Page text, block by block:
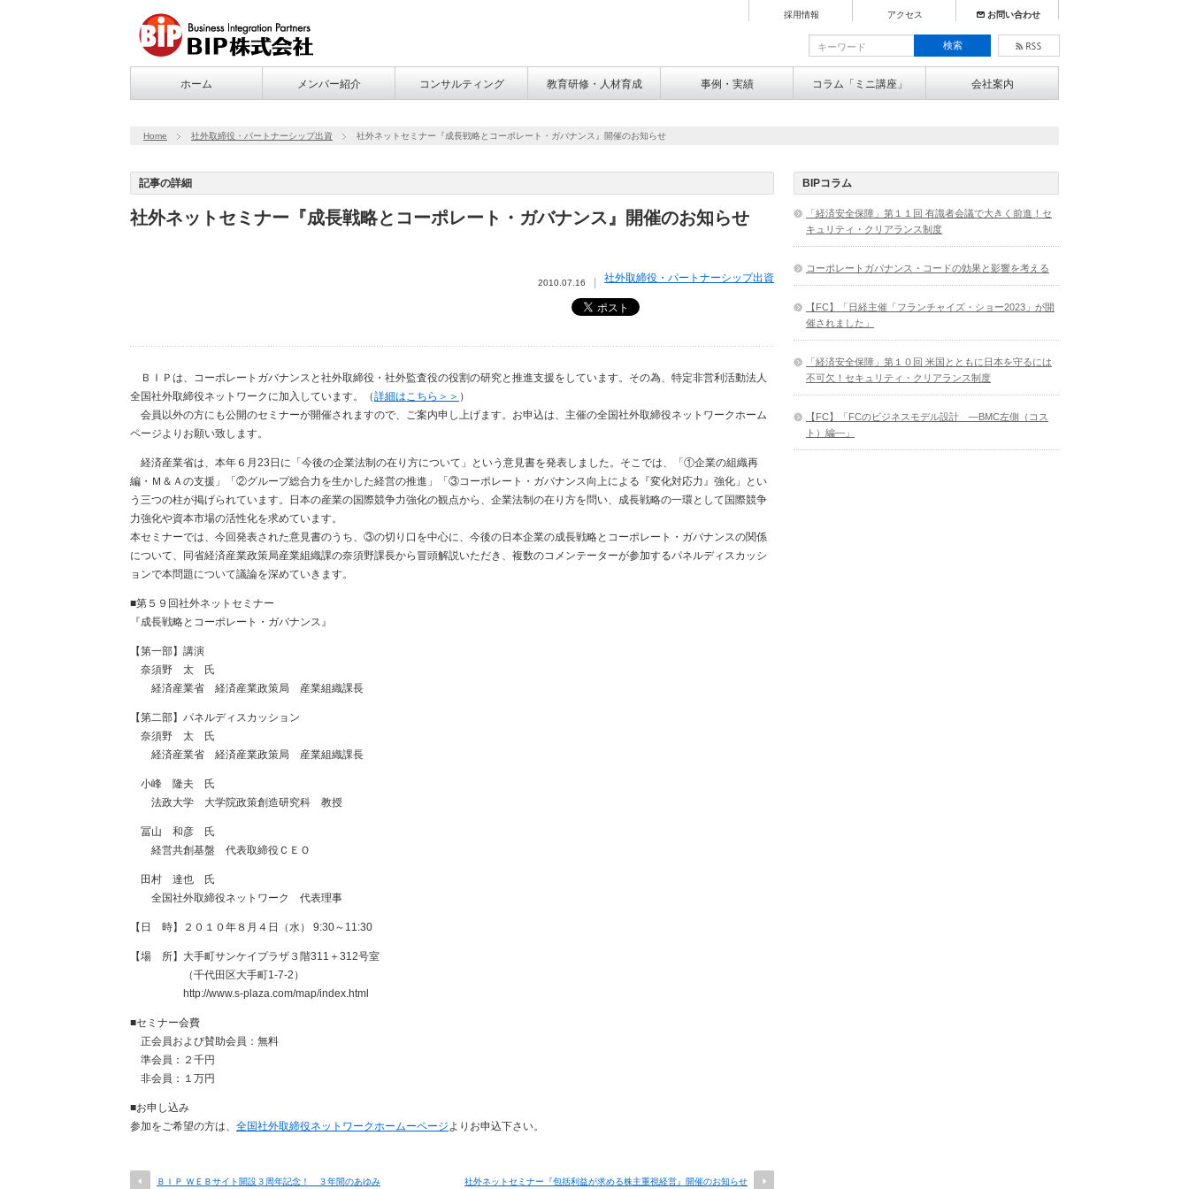
採用情報 アクセス お問い合わせ
ホーム メンバー紹介 コンサルティング 教育研修・人材育成 事例・実績 コラム「ミニ講座」 会社案内
Home 社外取締役・パートナーシップ出資 社外ネットセミナー『成長戦略とコーポレート・ガバナンス』開催のお知らせ
記事の詳細
社外ネットセミナー『成長戦略とコーポレート・ガバナンス』開催のお知らせ
2010.07.16 社外取締役・パートナーシップ出資
ＢＩＰは、コーポレートガバナンスと社外取締役・社外監査役の役割の研究と推進支援をしています。その為、特定非営利活動法人
全国社外取締役ネットワークに加入しています。（詳細はこちら＞＞ ）
会員以外の方にも公開のセミナーが開催されますので、ご案内申し上げます。お申込は、主催の全国社外取締役ネットワークホーム
ページよりお願い致します。
経済産業省は、本年６月23日に「今後の企業法制の在り方について」という意見書を発表しました。そこでは、「①企業の組織再
編・Ｍ＆Ａの支援」「②グループ総合力を生かした経営の推進」「③コーポレート・ガバナンス向上による『変化対応力』強化」とい
う三つの柱が掲げられています。日本の産業の国際競争力強化の観点から、企業法制の在り方を問い、成長戦略の一環として国際競争
力強化や資本市場の活性化を求めています。
本セミナーでは、今回発表された意見書のうち、③の切り口を中心に、今後の日本企業の成長戦略とコーポレート・ガバナンスの関係
について、同省経済産業政策局産業組織課の奈須野課長から冒頭解説いただき、複数のコメンテーターが参加するパネルディスカッシ
ョンで本問題について議論を深めていきます。
■第５９回社外ネットセミナー
『成長戦略とコーポレート・ガバナンス』
【第一部】講演
奈須野 太 氏
経済産業省 経済産業政策局 産業組織課長
【第二部】パネルディスカッション
奈須野 太 氏
経済産業省 経済産業政策局 産業組織課長
小峰 隆夫 氏
法政大学 大学院政策創造研究科 教授
冨山 和彦 氏
経営共創基盤 代表取締役ＣＥＯ
田村 達也 氏
全国社外取締役ネットワーク 代表理事
【日 時】２０１０年８月４日（水） 9:30～11:30
【場 所】大手町サンケイプラザ３階311＋312号室
（千代田区大手町1-7-2）
http://www.s-plaza.com/map/index.html
■セミナー会費
正会員および賛助会員：無料
準会員：２千円
非会員：１万円
■お申し込み
参加をご希望の方は、 全国社外取締役ネットワークホームーページよりお申込下さい。
ＢＩＰ ＷＥＢサイト開設３周年記念！ ３年間のあゆみ 社外ネットセミナー『包括利益が求める株主重視経営』開催のお知らせ
BIPコラム
「経済安全保障」第１１回 有識者会議で大きく前進！セ
キュリティ・クリアランス制度
コーポレートガバナンス・コードの効果と影響を考える
【FC】「日経主催「フランチャイズ・ショー2023」が開
催されました」
「経済安全保障」第１０回 米国とともに日本を守るには
不可欠！セキュリティ・クリアランス制度
【FC】「FCのビジネスモデル設計 ―BMC左側（コス
ト）編―」